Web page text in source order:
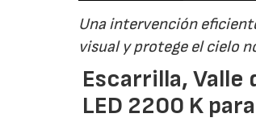
Una intervención
visual y protege el cielo
Escarrilla,
LED 2200 K